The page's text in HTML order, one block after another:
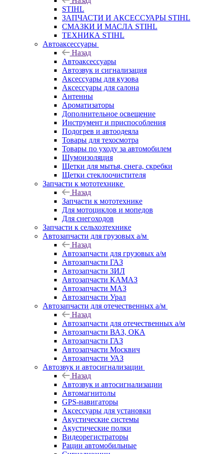
STIHL
ЗАПЧАСТИ И АКСЕССУАРЫ STIHL
СМАЗКИ И МАСЛА STIHL
ТЕХНИКА STIHL
Автоаксессуары
Назад
Автоаксессуары
Автозвук и сигнализация
Аксессуары для кузова
Аксессуары для салона
Антенны
Ароматизаторы
Дополнительное освещение
Инструмент и приспособления
Подогрев и автоодеяла
Товары для техосмотра
Товары по уходу за автомобилем
Шумоизоляция
Щетки для мытья, снега, скребки
Щетки стеклоочистителя
Запчасти к мототехнике
Назад
Запчасти к мототехнике
Для мотоциклов и мопедов
Для снегоходов
Запчасти к сельхозтехнике
Автозапчасти для грузовых а/м
Назад
Автозапчасти для грузовых а/м
Автозапчасти ГАЗ
Автозапчасти ЗИЛ
Автозапчасти КАМАЗ
Автозапчасти МАЗ
Автозапчасти Урал
Автозапчасти для отечественных а/м
Назад
Автозапчасти для отечественных а/м
Автозапчасти ВАЗ, ОКА
Автозапчасти ГАЗ
Автозапчасти Москвич
Автозапчасти УАЗ
Автозвук и автосигнализации
Назад
Автозвук и автосигнализации
Автомагнитолы
GPS-навигаторы
Аксессуары для установки
Акустические системы
Акустические полки
Видеорегистраторы
Рации автомобильные